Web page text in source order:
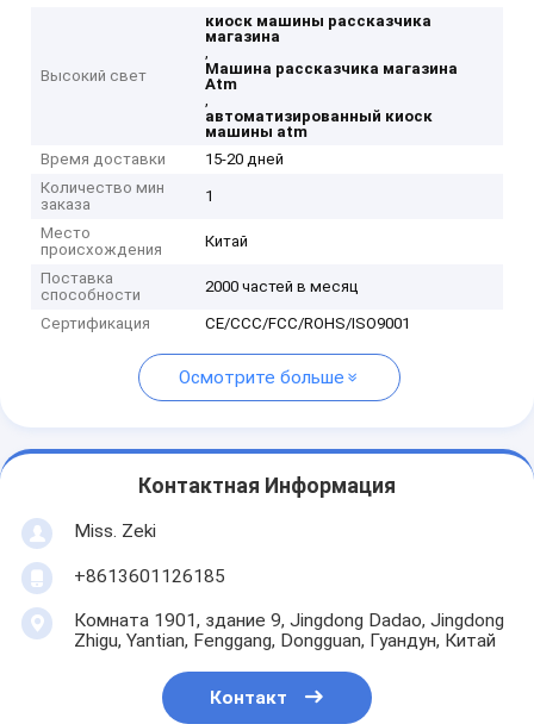
Высокий свет
киоск машины рассказчика
магазина
,
Машина рассказчика магазина
Atm
,
автоматизированный киоск
машины atm
Время доставки
15-20 дней
Количество мин
заказа
1
Место
происхождения
Китай
Поставка
способности
2000 частей в месяц
Сертификация CE/CCC/FCC/ROHS/ISO9001
Осмотрите больше
Контактная Информация
Miss. Zeki
+8613601126185
Комната 1901, здание 9, Jingdong Dadao, Jingdong
Zhigu, Yantian, Fenggang, Dongguan, Гуандун, Китай
Контакт